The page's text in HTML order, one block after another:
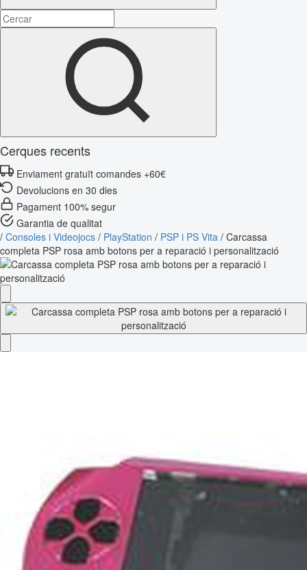
Cerques recents
Enviament gratuït comandes +60€
Devolucions en 30 dies
Pagament 100% segur
Garantia de qualitat
/ Consoles i Videojocs / PlayStation / PSP i PS Vita / Carcassa
completa PSP rosa amb botons per a reparació i personalització